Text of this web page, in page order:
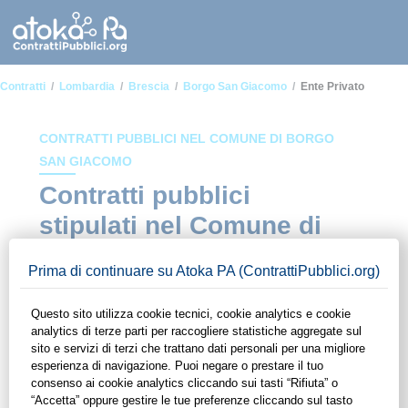
Contratti Lombardia Brescia Borgo San Giacomo Ente Privato
CONTRATTI PUBBLICI NEL COMUNE DI BORGO
SAN GIACOMO
Contratti pubblici
stipulati nel Comune di
ambito Ente privato
In questa sezione del sito di ContrattiPubblici.org potrai avere
ad alcuni dei contratti presenti nella piattaforma stipulati
all'interno del Comune di Borgo San Giacomo in ambito Ente
privato. Grazie alle funzionalità di ContrattiPubblici.org potrai
monitorare la scadenza dei contratti pubblici di tuo interesse e
programmare la tua attività commerciale con le Pubbliche